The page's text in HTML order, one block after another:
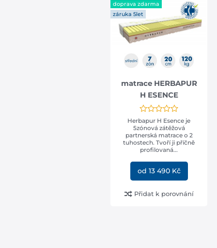
doprava zdarma
záruka 5let
matrace HERBAPUR
H ESENCE
Herbapur H Esence je
5zónová zátěžová
partnerská matrace o 2
tuhostech. Tvoří ji příčně
profilovaná...
od 13 490 Kč
Přidat k porovnání